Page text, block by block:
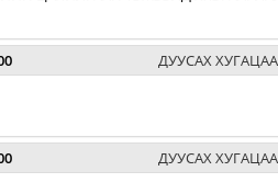
ДУУСАХ
ДУУСАХ